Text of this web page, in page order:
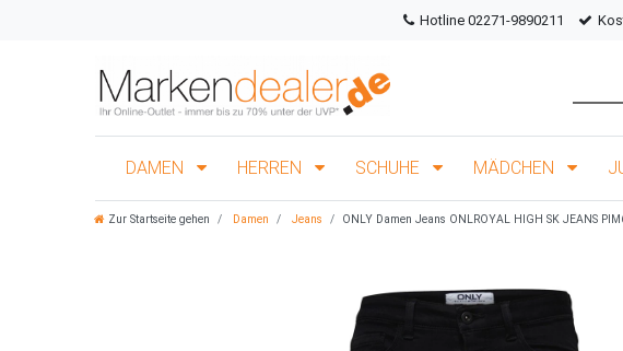
Hotline 02271-9890211
DAMEN HERREN SCHUHE MÄDCHEN
Zur Startseite gehen Damen Jeans ONLY Damen Jeans ONLROYAL HIGH SK JEANS